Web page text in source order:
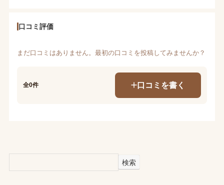
口コミ評価
まだ口コミはありません。最初の口コミを投稿してみませんか？
全0件 口コミを書く
検索